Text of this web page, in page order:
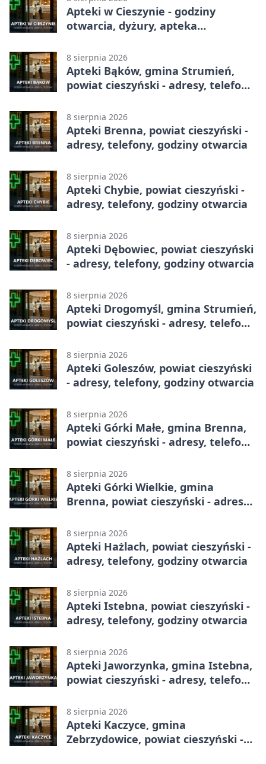
Apteki w Cieszynie - godziny
otwarcia, dyżury, apteka
8 sierpnia 2026
Apteki Bąków, gmina Strumień,
powiat cieszyński - adresy, telefony,
8 sierpnia 2026
Apteki Brenna, powiat cieszyński -
adresy, telefony, godziny otwarcia
8 sierpnia 2026
Apteki Chybie, powiat cieszyński -
adresy, telefony, godziny otwarcia
8 sierpnia 2026
Apteki Dębowiec, powiat cieszyński
- adresy, telefony, godziny otwarcia
8 sierpnia 2026
Apteki Drogomyśl, gmina Strumień,
powiat cieszyński - adresy, telefony,
8 sierpnia 2026
Apteki Goleszów, powiat cieszyński
- adresy, telefony, godziny otwarcia
8 sierpnia 2026
Apteki Górki Małe, gmina Brenna,
powiat cieszyński - adresy, telefony,
8 sierpnia 2026
Apteki Górki Wielkie, gmina
Brenna, powiat cieszyński - adresy,
8 sierpnia 2026
Apteki Hażlach, powiat cieszyński -
adresy, telefony, godziny otwarcia
8 sierpnia 2026
Apteki Istebna, powiat cieszyński -
adresy, telefony, godziny otwarcia
8 sierpnia 2026
Apteki Jaworzynka, gmina Istebna,
powiat cieszyński - adresy, telefony,
8 sierpnia 2026
Apteki Kaczyce, gmina
Zebrzydowice, powiat cieszyński -